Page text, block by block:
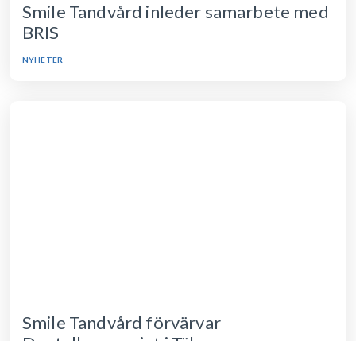
Smile Tandvård inleder samarbete med
BRIS
NYHETER
Smile Tandvård förvärvar